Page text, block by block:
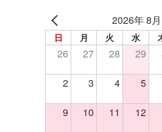
2026年 8月
日 月 火 水
26 27 28 29
2 3 4 5
9 10 11 12